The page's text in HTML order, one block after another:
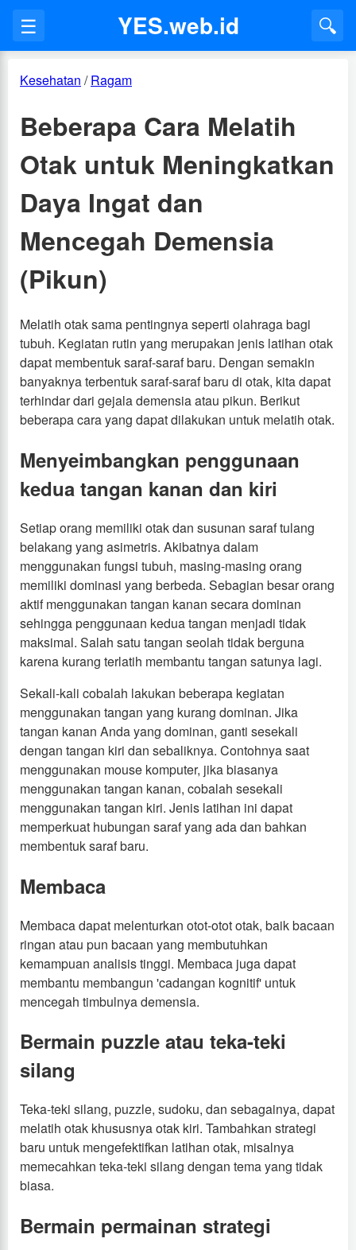
☰ YES.web.id 🔍
Kesehatan /Ragam
Beberapa Cara Melatih
Otak untuk Meningkatkan
Daya Ingat dan
Mencegah Demensia
(Pikun)
Melatih otak sama pentingnya seperti olahraga bagi
tubuh. Kegiatan rutin yang merupakan jenis latihan otak
dapat membentuk saraf-saraf baru. Dengan semakin
banyaknya terbentuk saraf-saraf baru di otak, kita dapat
terhindar dari gejala demensia atau pikun. Berikut
beberapa cara yang dapat dilakukan untuk melatih otak.
Menyeimbangkan penggunaan
kedua tangan kanan dan kiri
Setiap orang memiliki otak dan susunan saraf tulang
belakang yang asimetris. Akibatnya dalam
menggunakan fungsi tubuh, masing-masing orang
memiliki dominasi yang berbeda. Sebagian besar orang
aktif menggunakan tangan kanan secara dominan
sehingga penggunaan kedua tangan menjadi tidak
maksimal. Salah satu tangan seolah tidak berguna
karena kurang terlatih membantu tangan satunya lagi.
Sekali-kali cobalah lakukan beberapa kegiatan
menggunakan tangan yang kurang dominan. Jika
tangan kanan Anda yang dominan, ganti sesekali
dengan tangan kiri dan sebaliknya. Contohnya saat
menggunakan mouse komputer, jika biasanya
menggunakan tangan kanan, cobalah sesekali
menggunakan tangan kiri. Jenis latihan ini dapat
memperkuat hubungan saraf yang ada dan bahkan
membentuk saraf baru.
Membaca
Membaca dapat melenturkan otot-otot otak, baik bacaan
ringan atau pun bacaan yang membutuhkan
kemampuan analisis tinggi. Membaca juga dapat
membantu membangun 'cadangan kognitif' untuk
mencegah timbulnya demensia.
Bermain puzzle atau teka-teki
silang
Teka-teki silang, puzzle, sudoku, dan sebagainya, dapat
melatih otak khususnya otak kiri. Tambahkan strategi
baru untuk mengefektifkan latihan otak, misalnya
memecahkan teka-teki silang dengan tema yang tidak
biasa.
Bermain permainan strategi